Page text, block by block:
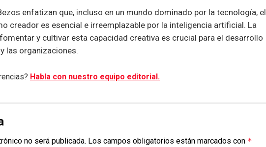
enfatizan que, incluso en un mundo dominado por la tecnología, el
creador es esencial e irreemplazable por la inteligencia artificial. La
y cultivar esta capacidad creativa es crucial para el desarrollo
las organizaciones.
Habla con nuestro equipo editorial.
no será publicada. Los campos obligatorios están marcados con *